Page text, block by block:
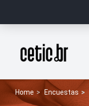
Página inicial
Home Encuestas